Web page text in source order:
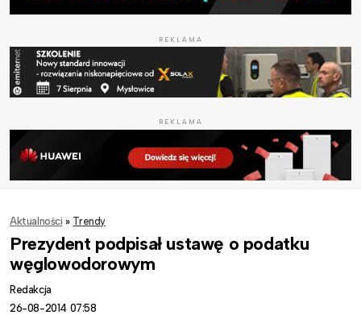
REKLAMA
REKLAMA
Aktualności » Trendy
Prezydent podpisał ustawę o podatku
węglowodorowym
Redakcja
26-08-2014 07:58